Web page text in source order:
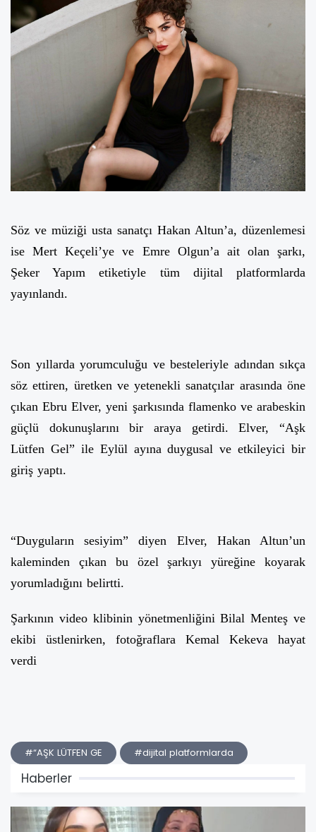
Söz ve müziği usta sanatçı Hakan Altun’a, düzenlemesi
ise Mert Keçeli’ye ve Emre Olgun’a ait olan şarkı,
Şeker Yapım etiketiyle tüm dijital platformlarda
yayınlandı.
Son yıllarda yorumculuğu ve besteleriyle adından sıkça
söz ettiren, üretken ve yetenekli sanatçılar arasında öne
çıkan Ebru Elver, yeni şarkısında flamenko ve arabeskin
güçlü dokunuşlarını bir araya getirdi. Elver, “Aşk
Lütfen Gel” ile Eylül ayına duygusal ve etkileyici bir
giriş yaptı.
“Duyguların sesiyim” diyen Elver, Hakan Altun’un
kaleminden çıkan bu özel şarkıyı yüreğine koyarak
yorumladığını belirtti.
Şarkının video klibinin yönetmenliğini Bilal Menteş ve
ekibi üstlenirken, fotoğraflara Kemal Kekeva hayat
verdi
#“AŞK LÜTFEN GE #dijital platformlarda
Haberler